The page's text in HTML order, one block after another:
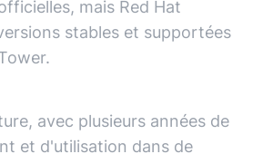
mais Red Hat
stables et supportées
avec plusieurs années de
et d'utilisation dans de